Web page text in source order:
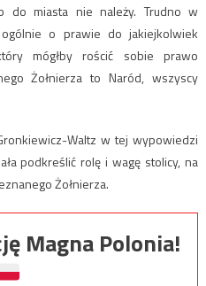
do miasta nie należy. Trudno w
o prawie do jakiejkolwiek
mógłby rościć sobie prawo
Żołnierza to Naród, wszyscy
Waltz w tej wypowiedzi
podkreślić rolę i wagę stolicy, na
Żołnierza.
Magna Polonia!